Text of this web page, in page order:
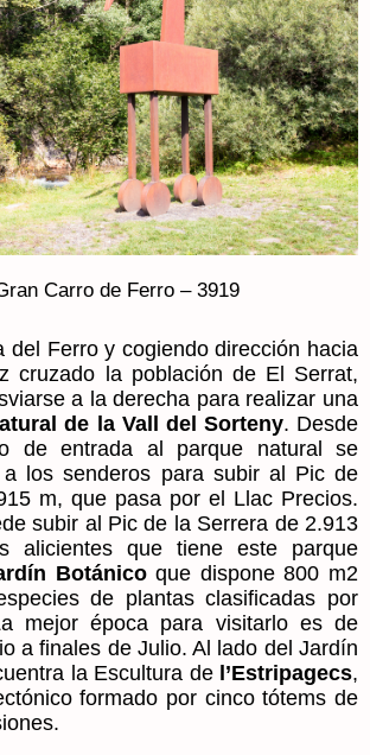
Carro de Ferro – 3919
del Ferro y cogiendo dirección hacia
cruzado la población de El Serrat,
a la derecha para realizar una
de la Vall del Sorteny. Desde
de entrada al parque natural se
a los senderos para subir al Pic de
m, que pasa por el Llac Precios.
subir al Pic de la Serrera de 2.913
alicientes que tiene este parque
Botánicoque dispone 800 m2
de plantas clasificadas por
mejor época para visitarlo es de
a finales de Julio. Al lado del Jardín
la Escultura de l’Estripagecs,
formado por cinco tótems de